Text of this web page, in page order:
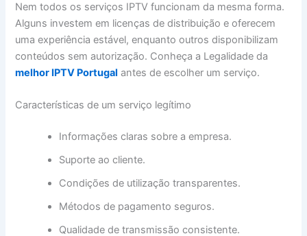
Nem todos os serviços IPTV funcionam da mesma forma.
Alguns investem em licenças de distribuição e oferecem
uma experiência estável, enquanto outros disponibilizam
conteúdos sem autorização. Conheça a Legalidade da
melhor IPTV Portugal antes de escolher um serviço.
Características de um serviço legítimo
Informações claras sobre a empresa.
Suporte ao cliente.
Condições de utilização transparentes.
Métodos de pagamento seguros.
Qualidade de transmissão consistente.